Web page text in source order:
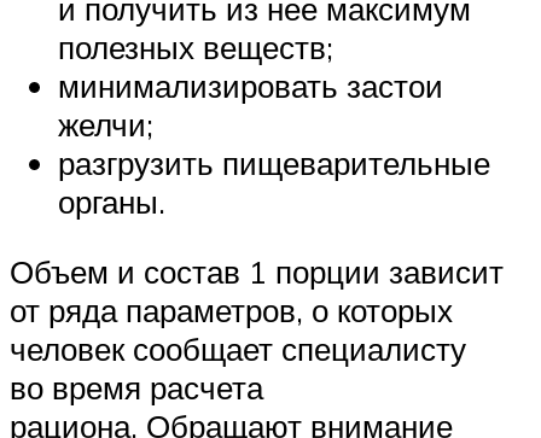
и получить из нее максимум
полезных веществ;
минимализировать застои
желчи;
разгрузить пищеварительные
органы.
Объем и состав 1 порции зависит
от ряда параметров, о которых
человек сообщает специалисту
во время расчета
рациона. Обращают внимание